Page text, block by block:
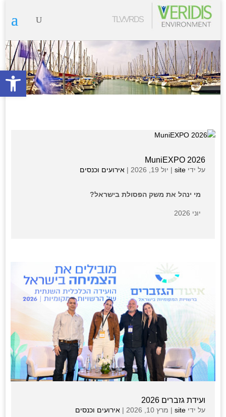
פתח
TLV:VRDS
MuniEXPO 2026
על ידי site
| יול 19, 2026 | אירועים וכנסים
מי ינהל את משק הפסולת בישראל?
יוני 2026
ועידת גזברים 2026
על ידי site
| מרץ 10, 2026 | אירועים וכנסים